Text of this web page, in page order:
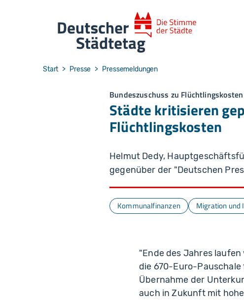
You are here:
Start Presse Pressemeldungen
Bundeszuschuss zu Flüchtlingskosten
Städte kritisieren
Flüchtlingskosten
Helmut Dedy,
gegenüber der "Deutschen
Kommunalfinanzen Migration und
"Ende des Jahres
die 670-Euro-
Übernahme der
auch in Zukunft mit